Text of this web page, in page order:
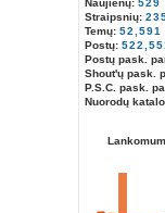
Naujienų: 529
Straipsnių:
Temų: 52,591
Postų:
Postų pask.
Shout'ų pask.
P.S.C. pask.
Nuorodų